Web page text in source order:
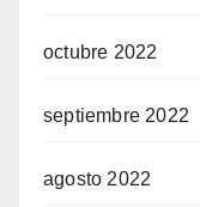
octubre 2022
septiembre 2022
agosto 2022